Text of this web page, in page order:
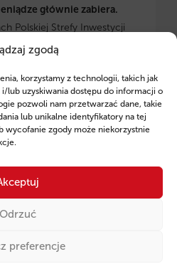
zgodą
korzystamy z technologii, takich jak
lub uzyskiwania dostępu do informacji o
pozwoli nam przetwarzać dane, takie
lub unikalne identyfikatory na tej
wycofanie zgody może niekorzystnie
Odrzuć
preferencje
głównie zabiera.
Polskiej Strefy Inwestycji
Fintaxis dotarło do danych,
nie płacić podatku
przez 15 lat
. Jest jednak
tysiące firm już
starcie.